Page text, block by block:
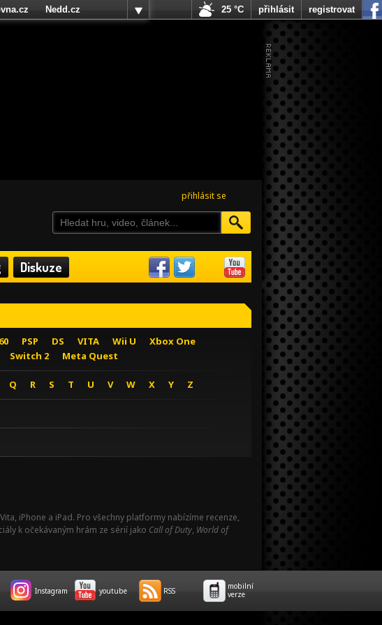
přihlásit se
Diskuze
PSP DS VITA Wii U
Xbox One
Switch 2 Meta Quest
Q R S T U V W X Y Z
iPhone a iPad. Pro všechny platformy nabízíme recenze,
k očekávaným hrám ze sérií jako Call of Duty, World of
Nedd.cz
25 °C přihlásit registrovat
Instagram youtube RSS
mobilní
verze